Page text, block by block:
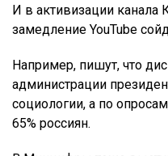
И в активизации канала
замедление YouTube
Например, пишут, что
администрации
социологии, а по
65% россиян.